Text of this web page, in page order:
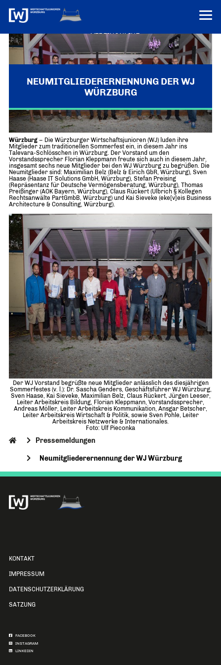
VEREINONLINE
AKTUELLES
ÜBER UNS
WER WIR SIND & DER VORSITZ
Über uns
Forum „Junge Wirtschaft“ – Mitgliedermagazin
Mitglieder
UNSER NETZWERK
Mitglieder
Senatoren
TERMINE
PRESSEMELDUNGEN
PROJEKTE
INFORMATIONEN
Ziele
Imagefilm
Merchandising-Klamotten
NEUMITGLIEDERERNENNUNG DER WJ
WÜRZBURG
Sommerfest der Wirtschaftsjunioren Würzburg
Würzburg – Die Würzburger Wirtschaftsjunioren (WJ) luden ihre
Mitglieder zum traditionellen Sommerfest ein, in diesem Jahr ins
Talevara-Schlösschen in Würzburg. Der Vorstand um den
Vorstandssprecher Florian Kleppmann freute sich auch in diesem Jahr,
insgesamt sechs neue Mitglieder bei den WJ Würzburg zu begrüßen. Die
Neumitglieder sind: Maximilian Belz (Belz & Eirich GbR, Würzburg), Sven
Haase (Haase IT Solutions GmbH, Würzburg), Stefan Preising
(Repräsentanz für Deutsche Vermögensberatung, Würzburg), Thomas
Preißinger (AOK Bayern, Würzburg), Claus Rückert (Ulbrich § Kollegen
Rechtsanwälte PartGmbB, Würzburg) und Kai Sieveke (eke[v]eis Business
Architecture & Consulting, Würzburg).
Der WJ Vorstand begrüßte neue Mitglieder anlässlich des diesjährigen
Sommerfestes (v. l.): Dr. Sascha Genders, Geschäftsführer WJ Würzburg,
Sven Haase, Kai Sieveke, Maximilian Belz, Claus Rückert, Jürgen Leeser,
Leiter Arbeitskreis Bildung, Florian Kleppmann, Vorstandssprecher,
Andreas Möller, Leiter Arbeitskreis Kommunikation, Ansgar Betscher,
Leiter Arbeitskreis Wirtschaft & Politik, sowie Sven Pohle, Leiter
Arbeitskreis Netzwerke & Internationales.
Foto: Ulf Pieconka
Pressemeldungen
Neumitgliederernennung der WJ Würzburg
KONTAKT
IMPRESSUM
DATENSCHUTZERKLÄRUNG
SATZUNG
FACEBOOK
INSTAGRAM
LINKEDIN